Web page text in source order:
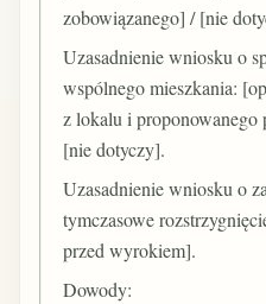
zobowiązanego] / [nie
Uzasadnienie wniosku o
wspólnego mieszkania:
z lokalu i proponowanego
[nie dotyczy].
Uzasadnienie wniosku o
tymczasowe
przed wyrokiem].
Dowody: